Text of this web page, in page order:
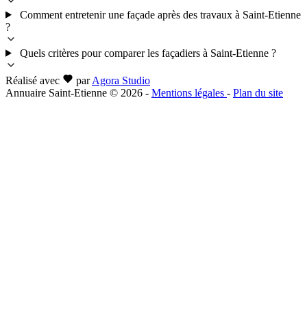
Comment entretenir une façade après des travaux à Saint-Etienne
?
Quels critères pour comparer les façadiers à Saint-Etienne ?
Réalisé avec par Agora Studio
Annuaire Saint-Etienne © 2026 - Mentions légales - Plan du site